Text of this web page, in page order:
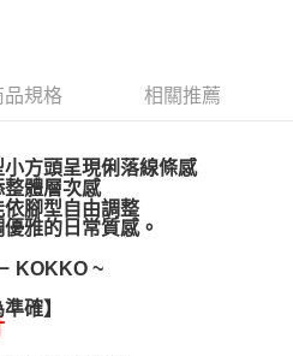
、不需儲值。
付」後，將跳轉至「AFTEE先享後付」
後，即可完成結帳。
通知簡訊。
擊此簡訊中的連結，可透過四大超商／
款，方視為交易完成。
刻繳費，但若您需要取消訂單，請聯絡
之訂單仍視為有效，需透過AFTEE先享
)免運費
品規格 相關推薦
方頭呈現俐落線條感
體層次感
腳型自由調整
雅的日常質感。
KOKKO ~
確】